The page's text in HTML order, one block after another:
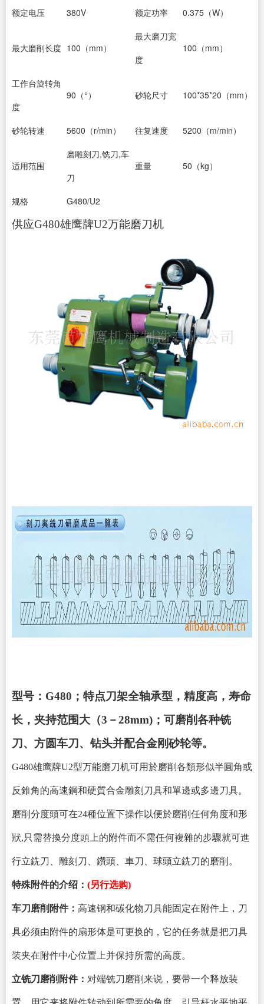
额定电压
380V 额定功率 0.375（W）
最大磨削长度 100（mm）
最大磨刀宽
度
100（mm）
工作台旋转角
度
90（°） 砂轮尺寸 100*35*20（mm）
砂轮转速 5600（r/min） 往复速度 5200（m/min）
适用范围
磨雕刻刀,铣刀,车
刀
重量 50（kg）
规格 G480/U2
供应G480雄鹰牌U2万能磨刀机
型号：G480；特点刀架全轴承型，精度高，寿命
长，夹持范围大（3－28mm)；可磨削各种铣
刀、方圆车刀、钻头并配合金刚砂轮等。
G480雄鹰牌U2型万能磨刀机可用於磨削各類形似半圓角或
反錐角的高速鋼和硬質合金雕刻刀具和單邊或多邊刀具。
磨削分度頭可在24種位置下操作以便於磨削任何角度和形
狀,只需替換分度頭上的附件而不需任何複雜的步驟就可進
行立銑刀、雕刻刀、鑽頭、車刀、球頭立銑刀的磨削。
特殊附件的介绍： (另行选购)
车刀磨削附件： 高速钢和碳化物刀具能固定在附件上，刀
具必须由附件的扇形体是可更换的，它的任务就是把刀具
装夹在附件中心位置上并保持所需的高度。
立铣刀磨削附件： 对端铣刀磨削来说，要带一个释放装